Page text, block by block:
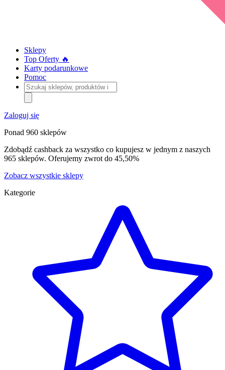
Sklepy
Top Oferty 🔥
Karty podarunkowe
Pomoc
Szukaj
sklepów,
produktów
i
kategorii
Zaloguj się
Ponad 960 sklepów
Zdobądź cashback za wszystko co kupujesz w jednym z naszych
965 sklepów. Oferujemy zwrot do 45,50%
Zobacz wszystkie sklepy
Kategorie